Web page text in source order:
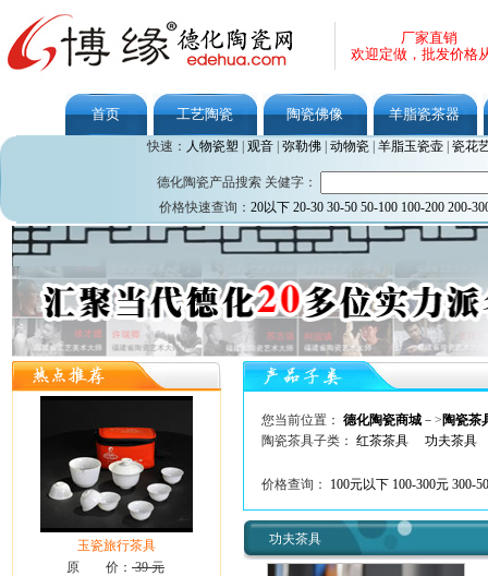
厂家直销
欢迎定做，批发价格
首页 工艺陶瓷 陶瓷佛像 羊脂瓷茶器
快速： 人物瓷塑 观音| 弥勒佛| 动物瓷| 羊脂玉瓷壶| 瓷花
德化陶瓷产品搜索 关健字：
价格快速查询： 20以下 20-30 30-50 50-100 100-200 200-
玉瓷旅行茶具
原 价： 39 元
您当前位置： 德化陶瓷商城－> 陶瓷茶
陶瓷茶具子类： 红茶茶具 功夫茶具
价格查询： 100元以下 100-300元 300-
功夫茶具